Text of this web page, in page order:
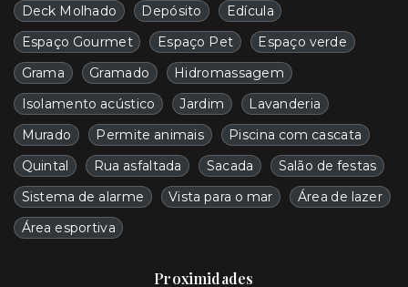
Deck Molhado
Depósito
Edícula
Espaço Gourmet
Espaço Pet
Espaço verde
Grama
Gramado
Hidromassagem
Isolamento acústico
Jardim
Lavanderia
Murado
Permite animais
Piscina com cascata
Quintal
Rua asfaltada Sacada
Salão de festas
Sistema de alarme
Vista para o mar
Área de lazer
Área esportiva
Proximidades